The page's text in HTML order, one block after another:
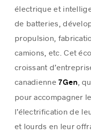
électrique et
de batteries,
propulsion,
camions, etc. Cet
croissant
canadienne7Gen,
pour accompagner
l’électrification de
et lourds en leur